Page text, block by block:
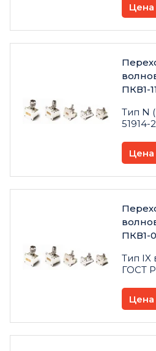
Цена
ПКВ1-
Тип N
51914-
Цена
ПКВ1-
Тип IX
ГОСТ
Цена